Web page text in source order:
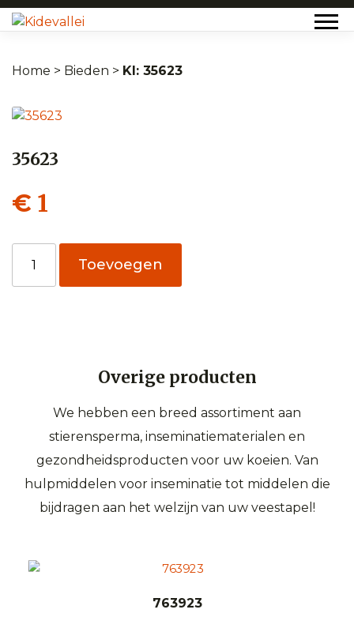
Home > Bieden > 35623
35623
€ 1
aantal
Toevoegen
Overige producten
We hebben een breed assortiment aan
stierensperma, inseminatiematerialen en
gezondheidsproducten voor uw koeien. Van
hulpmiddelen voor inseminatie tot middelen die
bijdragen aan het welzijn van uw veestapel!
763923